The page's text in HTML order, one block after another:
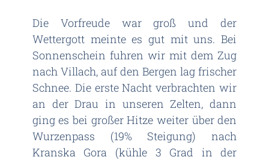
Die Vorfreude war groß und der
Wettergott meinte es gut mit uns. Bei
Sonnenschein fuhren wir mit dem Zug
nach Villach, auf den Bergen lag frischer
Schnee. Die erste Nacht verbrachten wir
an der Drau in unseren Zelten, dann
ging es bei großer Hitze weiter über den
Wurzenpass (19% Steigung) nach
Kranska Gora (kühle 3 Grad in der